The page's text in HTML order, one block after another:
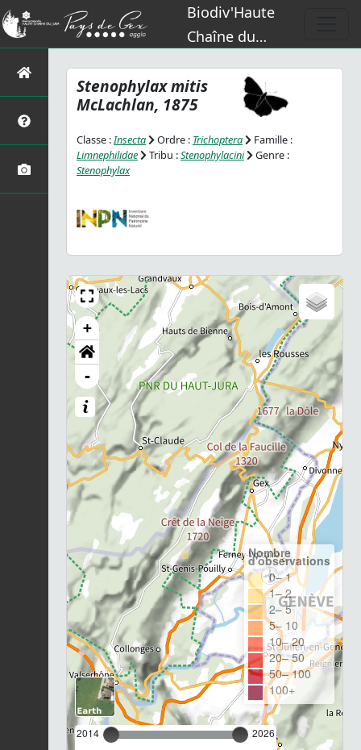
Biodiv'Haute
Chaîne du
Stenophylax mitis
McLachlan, 1875
Classe :Insecta Ordre : Trichoptera
Famille :
Limnephilidae
Tribu :Stenophylacini
Genre :
Stenophylax
+
-
2014 2026
Nombre
d'observations
0– 1
1– 2
2– 5
5– 10
10– 20
20– 50
50– 100
100+